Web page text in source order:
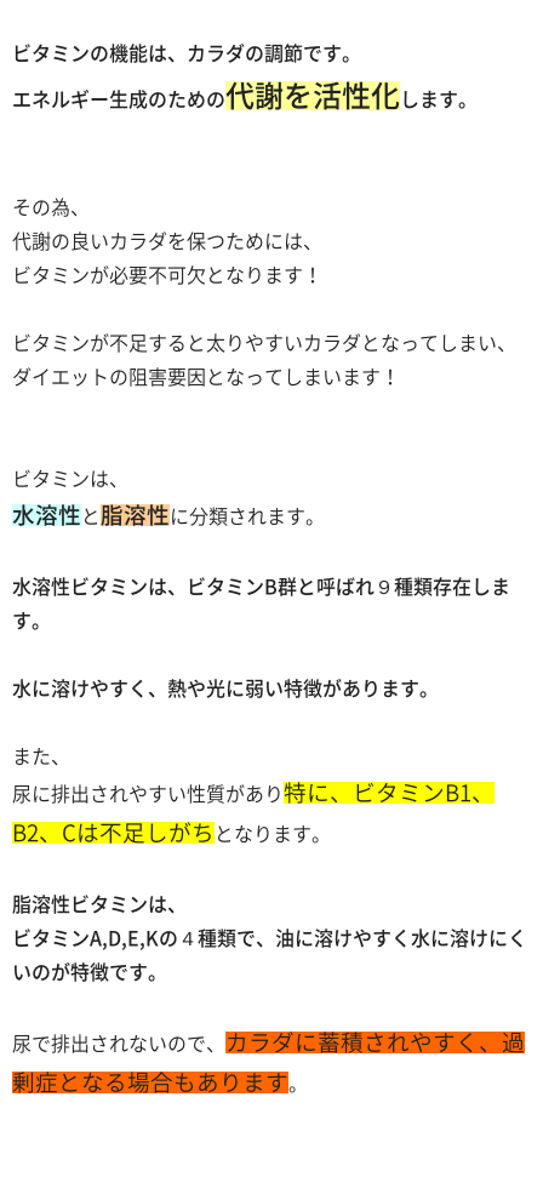
ビタミンの機能は、カラダの調節です。
エネルギー生成のための代謝を活性化 します。
その為、
代謝の良いカラダを保つためには、
ビタミンが必要不可欠となります！
ビタミンが不足すると太りやすいカラダとなってしまい、
ダイエットの阻害要因となってしまいます！
ビタミンは、
水溶性 と 脂溶性に分類されます。
水溶性ビタミンは、ビタミンB群と呼ばれ９種類存在しま
す。
水に溶けやすく、熱や光に弱い特徴があります。
また、
尿に排出されやすい性質があり特に、ビタミンB1、
B2、Cは不足しがち となります。
脂溶性ビタミンは、
ビタミンA,D,E,Kの４種類で、油に溶けやすく水に溶けにく
いのが特徴です。
尿で排出されないので、
カラダに蓄積されやすく、過
剰症となる場合もあります。